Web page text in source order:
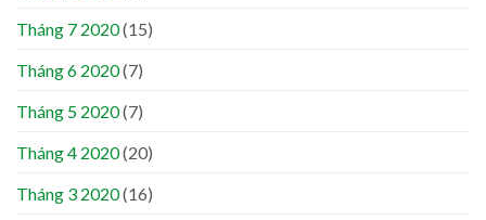
Tháng 7 2020(15)
Tháng 6 2020(7)
Tháng 5 2020(7)
Tháng 4 2020(20)
Tháng 3 2020(16)